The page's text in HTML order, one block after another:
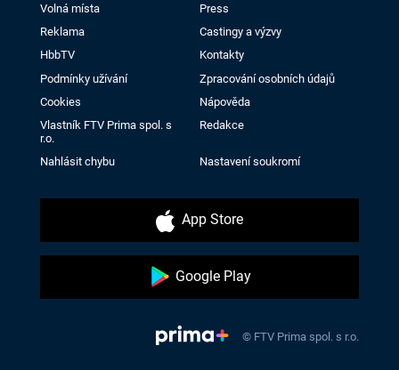
Volná místa
Press
Reklama
Castingy a výzvy
HbbTV
Kontakty
Podmínky užívání
Zpracování osobních údajů
Cookies
Nápověda
Vlastník FTV Prima spol. s
r.o.
Redakce
Nahlásit chybu Nastavení soukromí
App Store
Google Play
© FTV Prima spol. s r.o.